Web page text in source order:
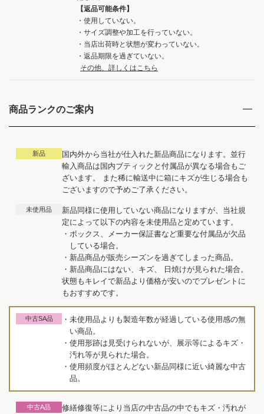
【返品可能条件】
・使用していない。
・サイズ調整や加工を行っていない。
・当店出荷時と状態が変わっていない。
・返品期限を過ぎていない。
その他、詳しくはこちら
商品ランクのご案内
新品
国内外から当社が仕入れた新品商品になります。並行
輸入商品は国内ブティックと付属品が異なる場合もご
ざいます。 また稀に輸送中に箱にキズが生じる場合も
ございますので予めご了承ください。
未使用品
新品同様に使用していない商品になりますが、当社規
定によって以下の内容を未使用品と定めています。
・ボックス、メーカー保証書など重要な付属品が欠品
している場合。
・新品商品が販売シーズンを過ぎてしまった商品。
・新品商品にはない、キズ、 日焼けが見られた場合。
状態もキレイで新品より価格が安いのでプレゼントに
もおすすめです。
中古SA品
・未使用品よりも製造年数が経過している使用感の無
い商品。
・使用形跡は見受けられないが、展示等によるキズ・
汚れ等が見られた場合。
・使用頻度がほとんどない新品同様に近い綺麗な中古
品。
中古A品
修繕修復等により当店の中古品の中でもキズ・汚れが